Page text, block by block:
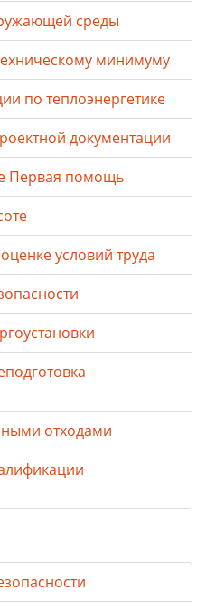
среды
минимуму
по теплоэнергетике
документации
Первая помощь
условий труда
отходами